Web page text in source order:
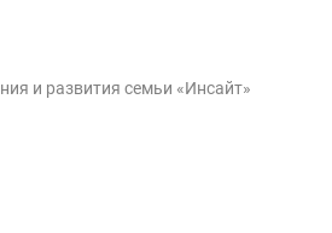
и развития семьи «Инсайт»